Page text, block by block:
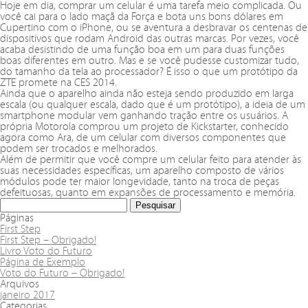
Hoje em dia, comprar um celular é uma tarefa meio complicada. Ou
você cai para o lado maçã da Força e bota uns bons dólares em
Cupertino com o iPhone, ou se aventura a desbravar os centenas de
dispositivos que rodam Android das outras marcas. Por vezes, você
acaba desistindo de uma função boa em um para duas funções
boas diferentes em outro. Mas e se você pudesse customizar tudo,
do tamanho da tela ao processador? É isso o que um protótipo da
ZTE promete na CES 2014.
Ainda que o aparelho ainda não esteja sendo produzido em larga
escala (ou qualquer escala, dado que é um protótipo), a ideia de um
smartphone modular vem ganhando tração entre os usuários. A
própria Motorola comprou um projeto de Kickstarter, conhecido
agora como Ara, de um celular com diversos componentes que
podem ser trocados e melhorados.
Além de permitir que você compre um celular feito para atender às
suas necessidades específicas, um aparelho composto de vários
módulos pode ter maior longevidade, tanto na troca de peças
defeituosas, quanto em expansões de processamento e memória.
Páginas
First Step
First Step – Obrigado!
Livro Voto do Futuro
Página de Exemplo
Voto do Futuro – Obrigado!
Arquivos
janeiro 2017